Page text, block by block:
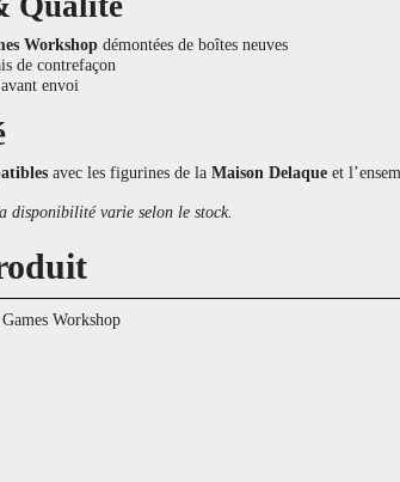
Workshop démontées de boîtes neuves
de contrefaçon
envoi
avec les figurines de la Maison Delaque et
disponibilité varie selon le stock.
Games Workshop